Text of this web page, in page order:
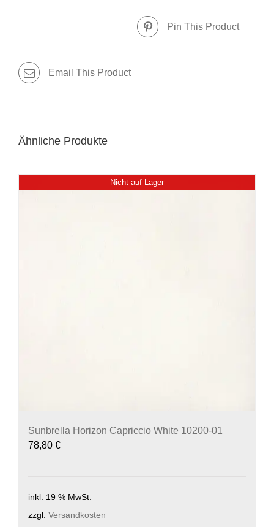
Pin This Product
Email This Product
Ähnliche Produkte
Nicht auf Lager
Sunbrella Horizon Capriccio White 10200-01
78,80 €
inkl. 19 % MwSt.
zzgl. Versandkosten